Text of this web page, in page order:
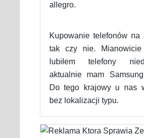
allegro.
Kupowanie telefonów na
tak czy nie. Mianowicie
lubiłem telefony
aktualnie mam
Do tego krajowy u nas
bez lokalizacji typu.